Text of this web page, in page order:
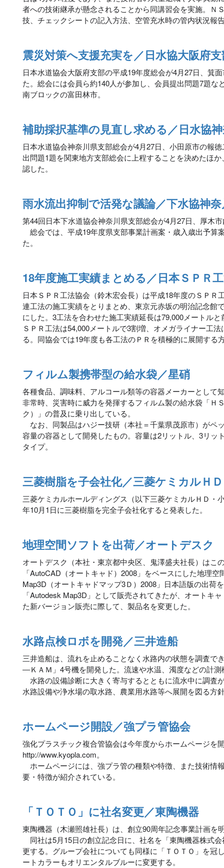
者への技術継承が懸念されることから同講習会を実施。Ｎ
技、チェックシートの記入方法、空管充水時の管内状況報
震災対策へ支援充実を／日水協大阪府
日本水道協会大阪府支部の平成19年度総会が4月27日、箕
た。総会には会員ら約140人が参加し、会員提出問題7題な
南ブロックの富田林市。
補助採択基準の見直し求める／日水協
日本水道協会神奈川県支部総会が4月27日、小田原市の報
出問題1題を関東地方支部総会に上程することを決めたほ
認した。
雨水流出抑制で活発な議論／下水協神
第44回日本下水道協会神奈川県支部総会が4月27日、厚木
総会では、平成19年度県支部事業計画案・歳入歳出予算
た。
18年度施工実績まとめる／日本ＳＰＲ
日本ＳＰＲ工法協会（鈴木宏会長）は平成18年度のＳＰＲ
連工法の施工実績をとりまとめ、東京元赤坂の明治記念館
にした。3工法を合わせた施工実績延長は79,000メートル
ＳＰＲ工法は54,000メートルで3割増、オメガライナー工
る。同協会では19年度も各工法のＰＲを積極的に展開する
フィルム製携帯型の給水袋／星硝
各種食品、調味料、アルコール類等の容器メーカーとして
非常時、災害時に威力を発揮するフィルム製の給水袋「Ｈ
ク）」の普及に乗り出している。
なお、同製品はハジー技研（本社＝千葉県茂原市）がペ
容量の容器として開発したもの。容量は2リットル、3リッ
タイプ。
三菱樹脂を子会社化／三菱ケミカルＨＤ
三菱ケミカルホールディングス（以下三菱ケミカルＨＤ・
年10月1日に三菱樹脂を完全子会社化すると発表した。
地理空間ソフトを出荷／オートデスク
オートデスク（本社・東京都中央区、鬼澤盛夫社長）はこ
「AutoCAD（オートキャド）2008」をベースにした地理
Map3D（オートキャドマップ3Ｄ）2008」日本語版の出荷
「Autodesk Map3D」として販売されてきたが、オートキ
た新バージョン販売に際して、製品名を変更した。
水路点検ロボを開発／三井造船
三井造船は、流れを止めることなく水路内の状態を調査で
―ＫＡＭ」4号機を開発した。流速や水温、濁度などの計
水路の設備診断に大きく寄与するとともに流水中に調査
水路設備や浄水場の取水路、農業用水路等へ展開を図る方
ホームページ開設／強プラ管協会
強化プラスチック複合管協会は今年度からホームページを
http://www.kyopla.com。
ホームページには、強プラ管の種類や特徴、また技術情
要・特徴が紹介されている。
「ＴＯＴＯ」に社名変更／東陶機器
東陶機器（木瀬照雄社長）は、創立90周年記念事業計画を
同社は5月15日の創立記念日に、社名を「東陶機器株式
更する。グループ会社についても同様に「ＴＯＴＯ」を冠
ートカラーもオリエンタルブルーに変更する。